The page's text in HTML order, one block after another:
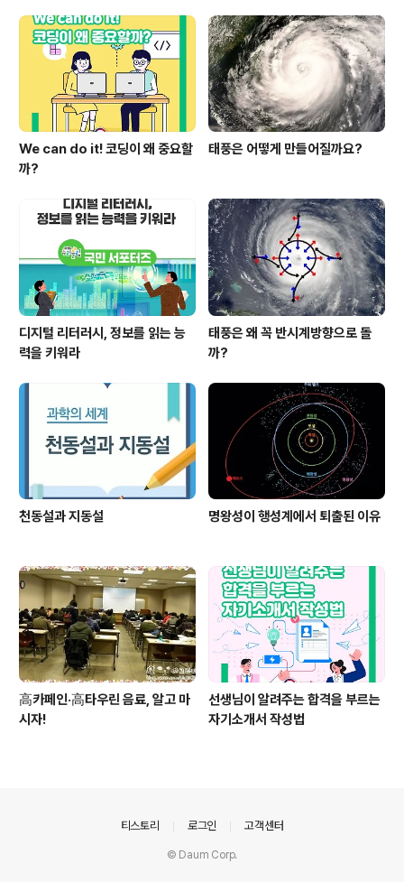
셨을 텐데요, 바로 ‘마인크래프트’입니다. 마인크래프트는
이름 그대로 도구를 이용해 광석을 캐내고(Mine), 캐낸 광
석으로 물건을 만들어 생활하는 게임입니다. 광석의 종류
는 금, 은, 석탄, 나무, 흙..
We can do it! 코딩이 왜 중요할
까?
태풍은 어떻게 만들어질까요?
디지털 리터러시, 정보를 읽는 능
력을 키워라
태풍은 왜 꼭 반시계방향으로 돌
까?
천동설과 지동설 명왕성이 행성계에서 퇴출된 이유
高카페인·高타우린 음료, 알고 마
시자!
선생님이 알려주는 합격을 부르는
자기소개서 작성법
티스토리 로그인 고객센터
© Daum Corp.